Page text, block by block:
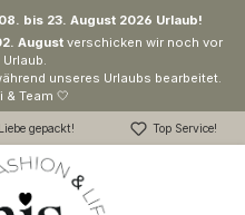
bis 23. August 2026 Urlaub!
August verschicken wir noch vor
unseres Urlaubs bearbeitet.
& Team 🤍
gepackt! Top Service!